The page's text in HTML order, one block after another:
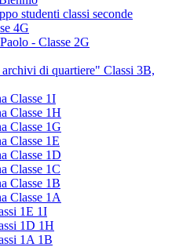
studenti classi seconde
4G
- Classe 2G
di quartiere" Classi 3B,
Classe 1I
Classe 1H
Classe 1G
Classe 1E
Classe 1D
Classe 1C
Classe 1B
Classe 1A
1E 1I
1D 1H
1A 1B